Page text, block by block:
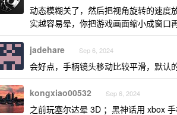
动态模糊关了，然后把视角旋转的速度
实越容易晕，你把游戏画面缩小成窗口
jadehare Sep 6, 2024
会好点，手柄镜头移动比较平滑，默认
kongxiao00532 Sep 6, 2024
之前玩塞尔达晕 3D ；黑神话用 xbox